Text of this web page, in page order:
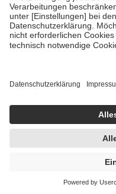
GKV getragen werden
• empfohlenen
• Harn- und Blutteststreifen
getroffen, um
https://help.etrusted.com/
Einige Bilder und Inhalte